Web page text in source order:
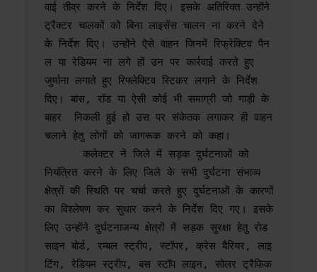
वाई तीव्र करने के निर्देश दिए। इसके अतिरिक्त उन्होंने
ट्रैक्टर चालकों को बिना लाइसेंस चालन ना करने देने
के निर्देश दिए। उन्होंने ऐसे वाहन जिनमें रिफ्रेक्टिव पैन
ल या रेडियम ना लगे हों उन पर कार्रवाई करते हुए
जुर्माना लगाते हुए रिफ्लेक्टिव स्टिकर लगाने के निर्देश
दिए। बांस, रॉड या ऐसी कोई भी समाग्री जो गाड़ी के
बाहर  निकली हुई हो उस पर संकेतक लगाकर ही वाहन
चलाने हेतु लोगों को जागरूक करने को कहा।
      कलेक्टर ने जिले में सड़क दुर्घटनाओं को
नियंत्रित करने के लिए जिले के सभी दुर्घटना संभाव्य
क्षेत्रों की स्थिति पर चर्चा करते हुए दुर्घटनाओं के कारणों
का विश्लेषण कर सुधार करने के निर्देश दिए गए। इसके
लिए उन्होंने दुर्घटनाजन्य क्षेत्रों में सड़क सुरक्षा हेतु रोड
साइन बोर्ड, रम्बल स्ट्रीप, स्टॉपर, क्रेस बैरियर, लाइ
टिंग, रेडियम स्ट्रीप, बस स्टॉप लाइन, सोलर ट्रैफिक